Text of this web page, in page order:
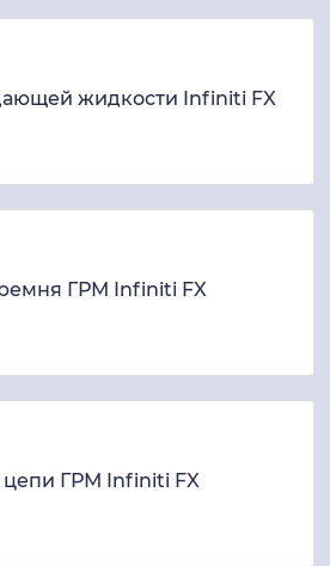
жидкости Infiniti FX
ГРМ Infiniti FX
цепи ГРМ Infiniti FX